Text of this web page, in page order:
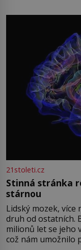
přízračná scéna
světová válka se
21stoleti.cz
Stinná stránka
stárnou
Lidský mozek,
druh od ostatních.
milionů let se jeho
což nám umožnilo